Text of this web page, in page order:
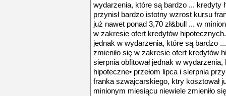
wydarzenia, które są bardzo ... kredyty
przynisł bardzo istotny wzrost kursu
już nawet ponad 3,70 zł&bull ... w
w zakresie ofert kredytów
jednak w wydarzenia, które są bardzo
zmieniło się w zakresie ofert kredytów
sierpnia obfitował jednak w
hipoteczne• przełom lipca i sierpnia
franka szwajcarskiego, ktry kosztował
minionym miesiącu niewiele zmieniło